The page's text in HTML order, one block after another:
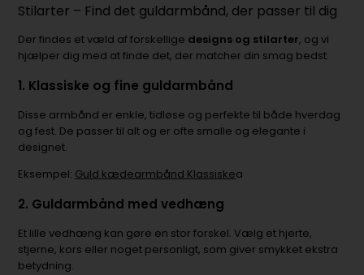
Stilarter – Find det guldarmbånd, der passer til dig
Der findes et væld af forskellige designs og stilarter, og vi
hjælper dig med at finde det, der matcher din smag bedst:
1. Klassiske og fine guldarmbånd
Disse armbånd er enkle, tidløse og perfekte til både hverdag
og fest. De passer til alt og er ofte smalle og elegante i
designet.
Eksempel: Guld kædearmbånd Klassiskea
2. Guldarmbånd med vedhæng
Et lille vedhæng kan gøre en stor forskel. Vælg et hjerte,
stjerne, kors eller noget personligt, som giver smykket ekstra
betydning.